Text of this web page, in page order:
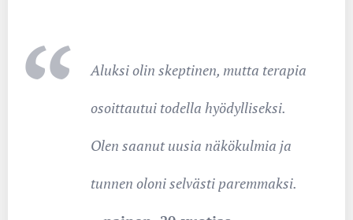
Aluksi olin skeptinen, mutta terapia
osoittautui todella hyödylliseksi.
Olen saanut uusia näkökulmia ja
tunnen oloni selvästi paremmaksi.